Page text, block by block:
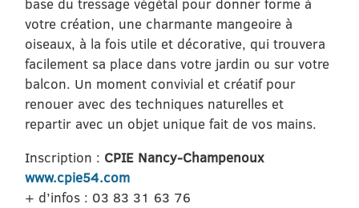
base du tressage végétal pour donner forme à
votre création, une charmante mangeoire à
oiseaux, à la fois utile et décorative, qui trouvera
facilement sa place dans votre jardin ou sur votre
balcon. Un moment convivial et créatif pour
renouer avec des techniques naturelles et
repartir avec un objet unique fait de vos mains.
Inscription : CPIE Nancy-Champenoux
www.cpie54.com
+ d’infos : 03 83 31 63 76